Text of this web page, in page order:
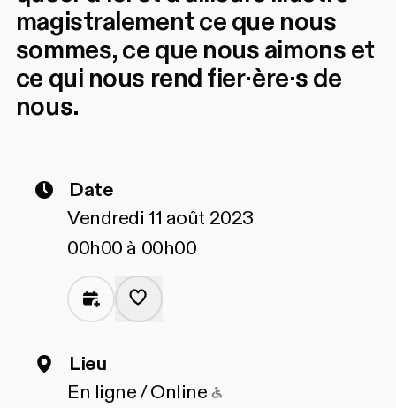
magistralement ce que nous
sommes, ce que nous aimons et
ce qui nous rend fier·ère·s de
nous.
Date
Vendredi 11 août 2023
00h00 à 00h00
Lieu
En ligne / Online Accessible pour